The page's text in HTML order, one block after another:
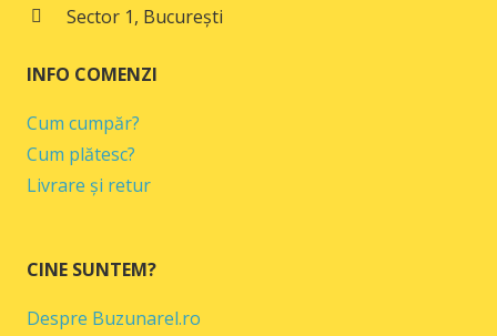
Sector 1, București
INFO COMENZI
Cum cumpăr?
Cum plătesc?
Livrare și retur
CINE SUNTEM?
Despre Buzunarel.ro